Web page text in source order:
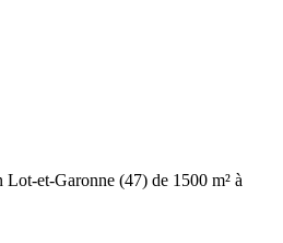
vos projets immobiliers avec
Marmande.